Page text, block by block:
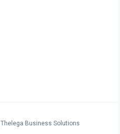
Thelega Business Solutions